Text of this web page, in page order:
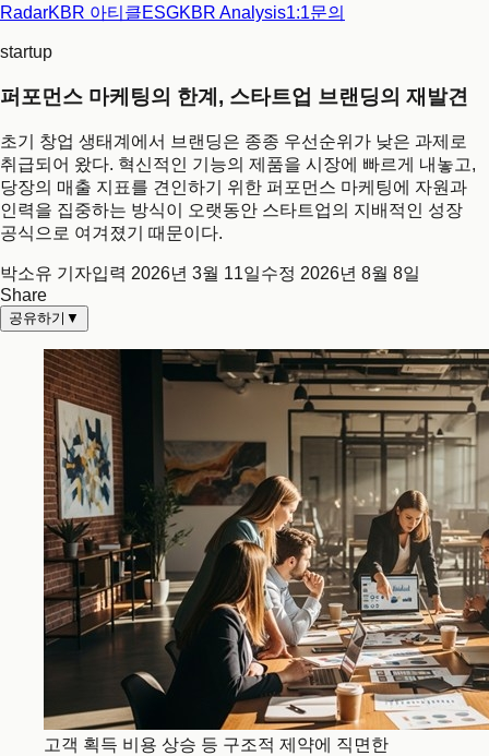
RadarKBR 아티클ESGKBR Analysis1:1문의
startup
퍼포먼스 마케팅의 한계, 스타트업 브랜딩의 재발견
초기 창업 생태계에서 브랜딩은 종종 우선순위가 낮은 과제로
취급되어 왔다. 혁신적인 기능의 제품을 시장에 빠르게 내놓고,
당장의 매출 지표를 견인하기 위한 퍼포먼스 마케팅에 자원과
인력을 집중하는 방식이 오랫동안 스타트업의 지배적인 성장
공식으로 여겨졌기 때문이다.
박소유 기자입력 2026년 3월 11일수정 2026년 8월 8일
Share
공유하기 ▼
고객 획득 비용 상승 등 구조적 제약에 직면한